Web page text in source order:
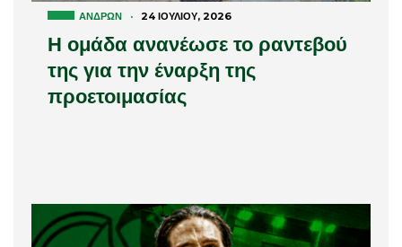
ΑΝΔΡΏΝ · 24 ΙΟΥΛΊΟΥ, 2026
Η ομάδα ανανέωσε το ραντεβού
της για την έναρξη της
προετοιμασίας